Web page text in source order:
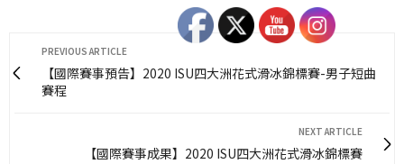
PREVIOUS ARTICLE
【國際賽事預告】2020 ISU四大洲花式滑冰錦標賽-男子短曲
賽程
NEXT ARTICLE
【國際賽事成果】2020 ISU四大洲花式滑冰錦標賽